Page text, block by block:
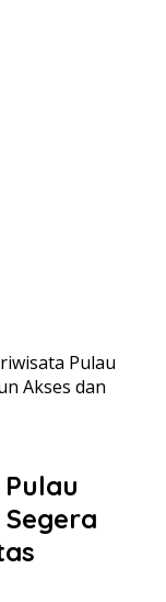
Pulau
Akses dan